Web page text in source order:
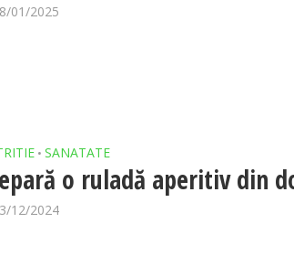
01/2025
• SANATATE
o ruladă aperitiv din
12/2024